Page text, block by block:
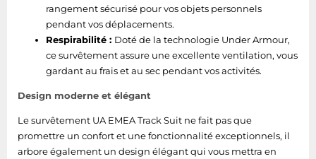
rangement sécurisé pour vos objets personnels
pendant vos déplacements.
Respirabilité : Doté de la technologie Under Armour,
ce survêtement assure une excellente ventilation, vous
gardant au frais et au sec pendant vos activités.
Design moderne et élégant
Le survêtement UA EMEA Track Suit ne fait pas que
promettre un confort et une fonctionnalité exceptionnels, il
arbore également un design élégant qui vous mettra en